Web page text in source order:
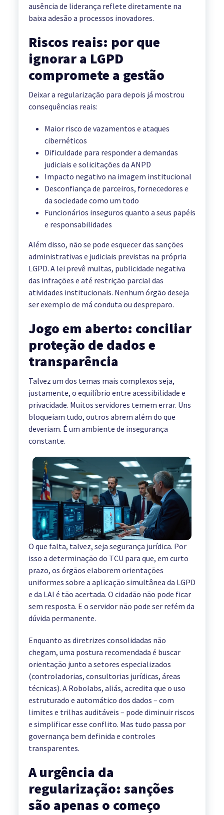
ausência de liderança reflete diretamente na
baixa adesão a processos inovadores.
Riscos reais: por que
ignorar a LGPD
compromete a gestão
Deixar a regularização para depois já mostrou
consequências reais:
Maior risco de vazamentos e ataques
cibernéticos
Dificuldade para responder a demandas
judiciais e solicitações da ANPD
Impacto negativo na imagem institucional
Desconfiança de parceiros, fornecedores e
da sociedade como um todo
Funcionários inseguros quanto a seus papéis
e responsabilidades
Além disso, não se pode esquecer das sanções
administrativas e judiciais previstas na própria
LGPD. A lei prevê multas, publicidade negativa
das infrações e até restrição parcial das
atividades institucionais. Nenhum órgão deseja
ser exemplo de má conduta ou despreparo.
Jogo em aberto: conciliar
proteção de dados e
transparência
Talvez um dos temas mais complexos seja,
justamente, o equilíbrio entre acessibilidade e
privacidade. Muitos servidores temem errar. Uns
bloqueiam tudo, outros abrem além do que
deveriam. É um ambiente de insegurança
constante.
O que falta, talvez, seja segurança jurídica. Por
isso a determinação do TCU para que, em curto
prazo, os órgãos elaborem orientações
uniformes sobre a aplicação simultânea da LGPD
e da LAI é tão acertada. O cidadão não pode ficar
sem resposta. E o servidor não pode ser refém da
dúvida permanente.
Enquanto as diretrizes consolidadas não
chegam, uma postura recomendada é buscar
orientação junto a setores especializados
(controladorias, consultorias jurídicas, áreas
técnicas). A Robolabs, aliás, acredita que o uso
estruturado e automático dos dados – com
limites e trilhas auditáveis – pode diminuir riscos
e simplificar esse conflito. Mas tudo passa por
governança bem definida e controles
transparentes.
A urgência da
regularização: sanções
são apenas o começo